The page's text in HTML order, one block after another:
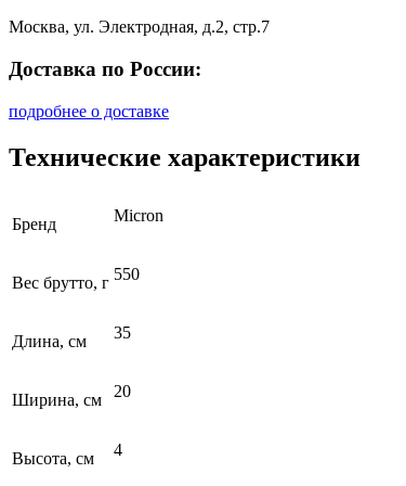
Москва, ул. Электродная, д.2, стр.7
Доставка по России:
подробнее о доставке
Технические характеристики
Бренд Micron
Вес брутто, г 550
Длина, см 35
Ширина, см 20
Высота, см 4